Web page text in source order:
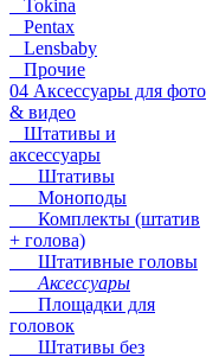
Tokina
Pentax
Lensbaby
Прочие
04 Аксессуары для фото
& видео
Штативы и
аксессуары
Штативы
Моноподы
Комплекты (штатив
+ голова)
Штативные головы
Аксессуары
Площадки для
головок
Штативы без